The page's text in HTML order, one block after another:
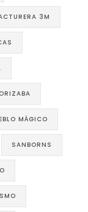
3M
MÁGICO
SANBORNS